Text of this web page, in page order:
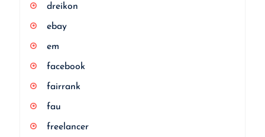
dreikon
ebay
em
facebook
fairrank
fau
freelancer